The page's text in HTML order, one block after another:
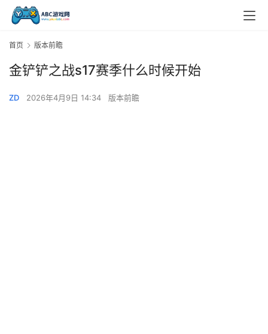
首页 版本前瞻
金铲铲之战s17赛季什么时候开始
ZD 2026年4月9日 14:34 版本前瞻